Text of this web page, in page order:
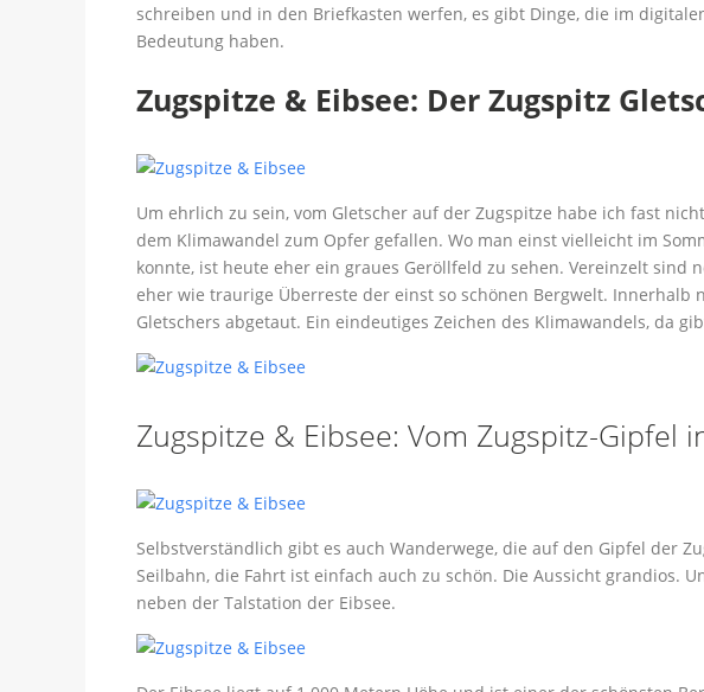
schreiben und in den Briefkasten werfen, es gibt Dinge, die im
Bedeutung haben.
Zugspitze & Eibsee: Der Zugspitz
Um ehrlich zu sein, vom Gletscher auf der Zugspitze habe ich fast
dem Klimawandel zum Opfer gefallen. Wo man einst vielleicht im
konnte, ist heute eher ein graues Geröllfeld zu sehen. Vereinzelt sind
eher wie traurige Überreste der einst so schönen Bergwelt. Innerhalb
Gletschers abgetaut. Ein eindeutiges Zeichen des Klimawandels, da
Zugspitze & Eibsee: Vom Zugspitz-Gipfel
Selbstverständlich gibt es auch Wanderwege, die auf den Gipfel der
Seilbahn, die Fahrt ist einfach auch zu schön. Die Aussicht grandios.
neben der Talstation der Eibsee.